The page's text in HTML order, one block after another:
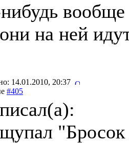
на ней
14.01.2010, 20:37
#405
"Бросок